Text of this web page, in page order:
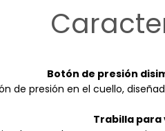
Botón de presión
de presión en el cuello,
Trabilla para